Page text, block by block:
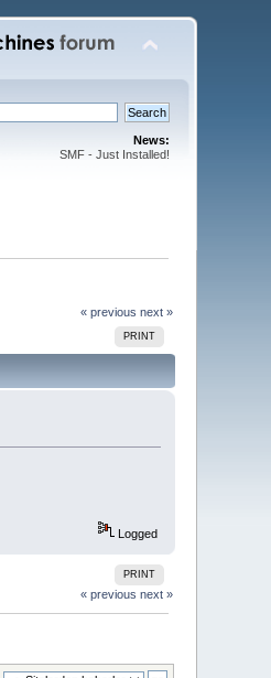
News:
SMF - Just Installed!
« previous next »
PRINT
Logged
PRINT
« previous next »